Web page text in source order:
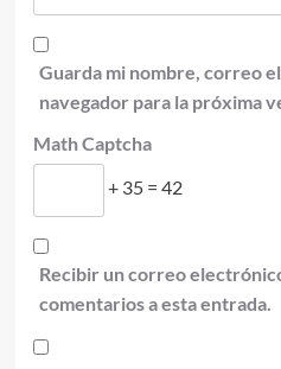
Guarda mi nombre, correo
navegador para la próxima
Math Captcha
+ 35 = 42
Recibir un correo
comentarios a esta entrada.